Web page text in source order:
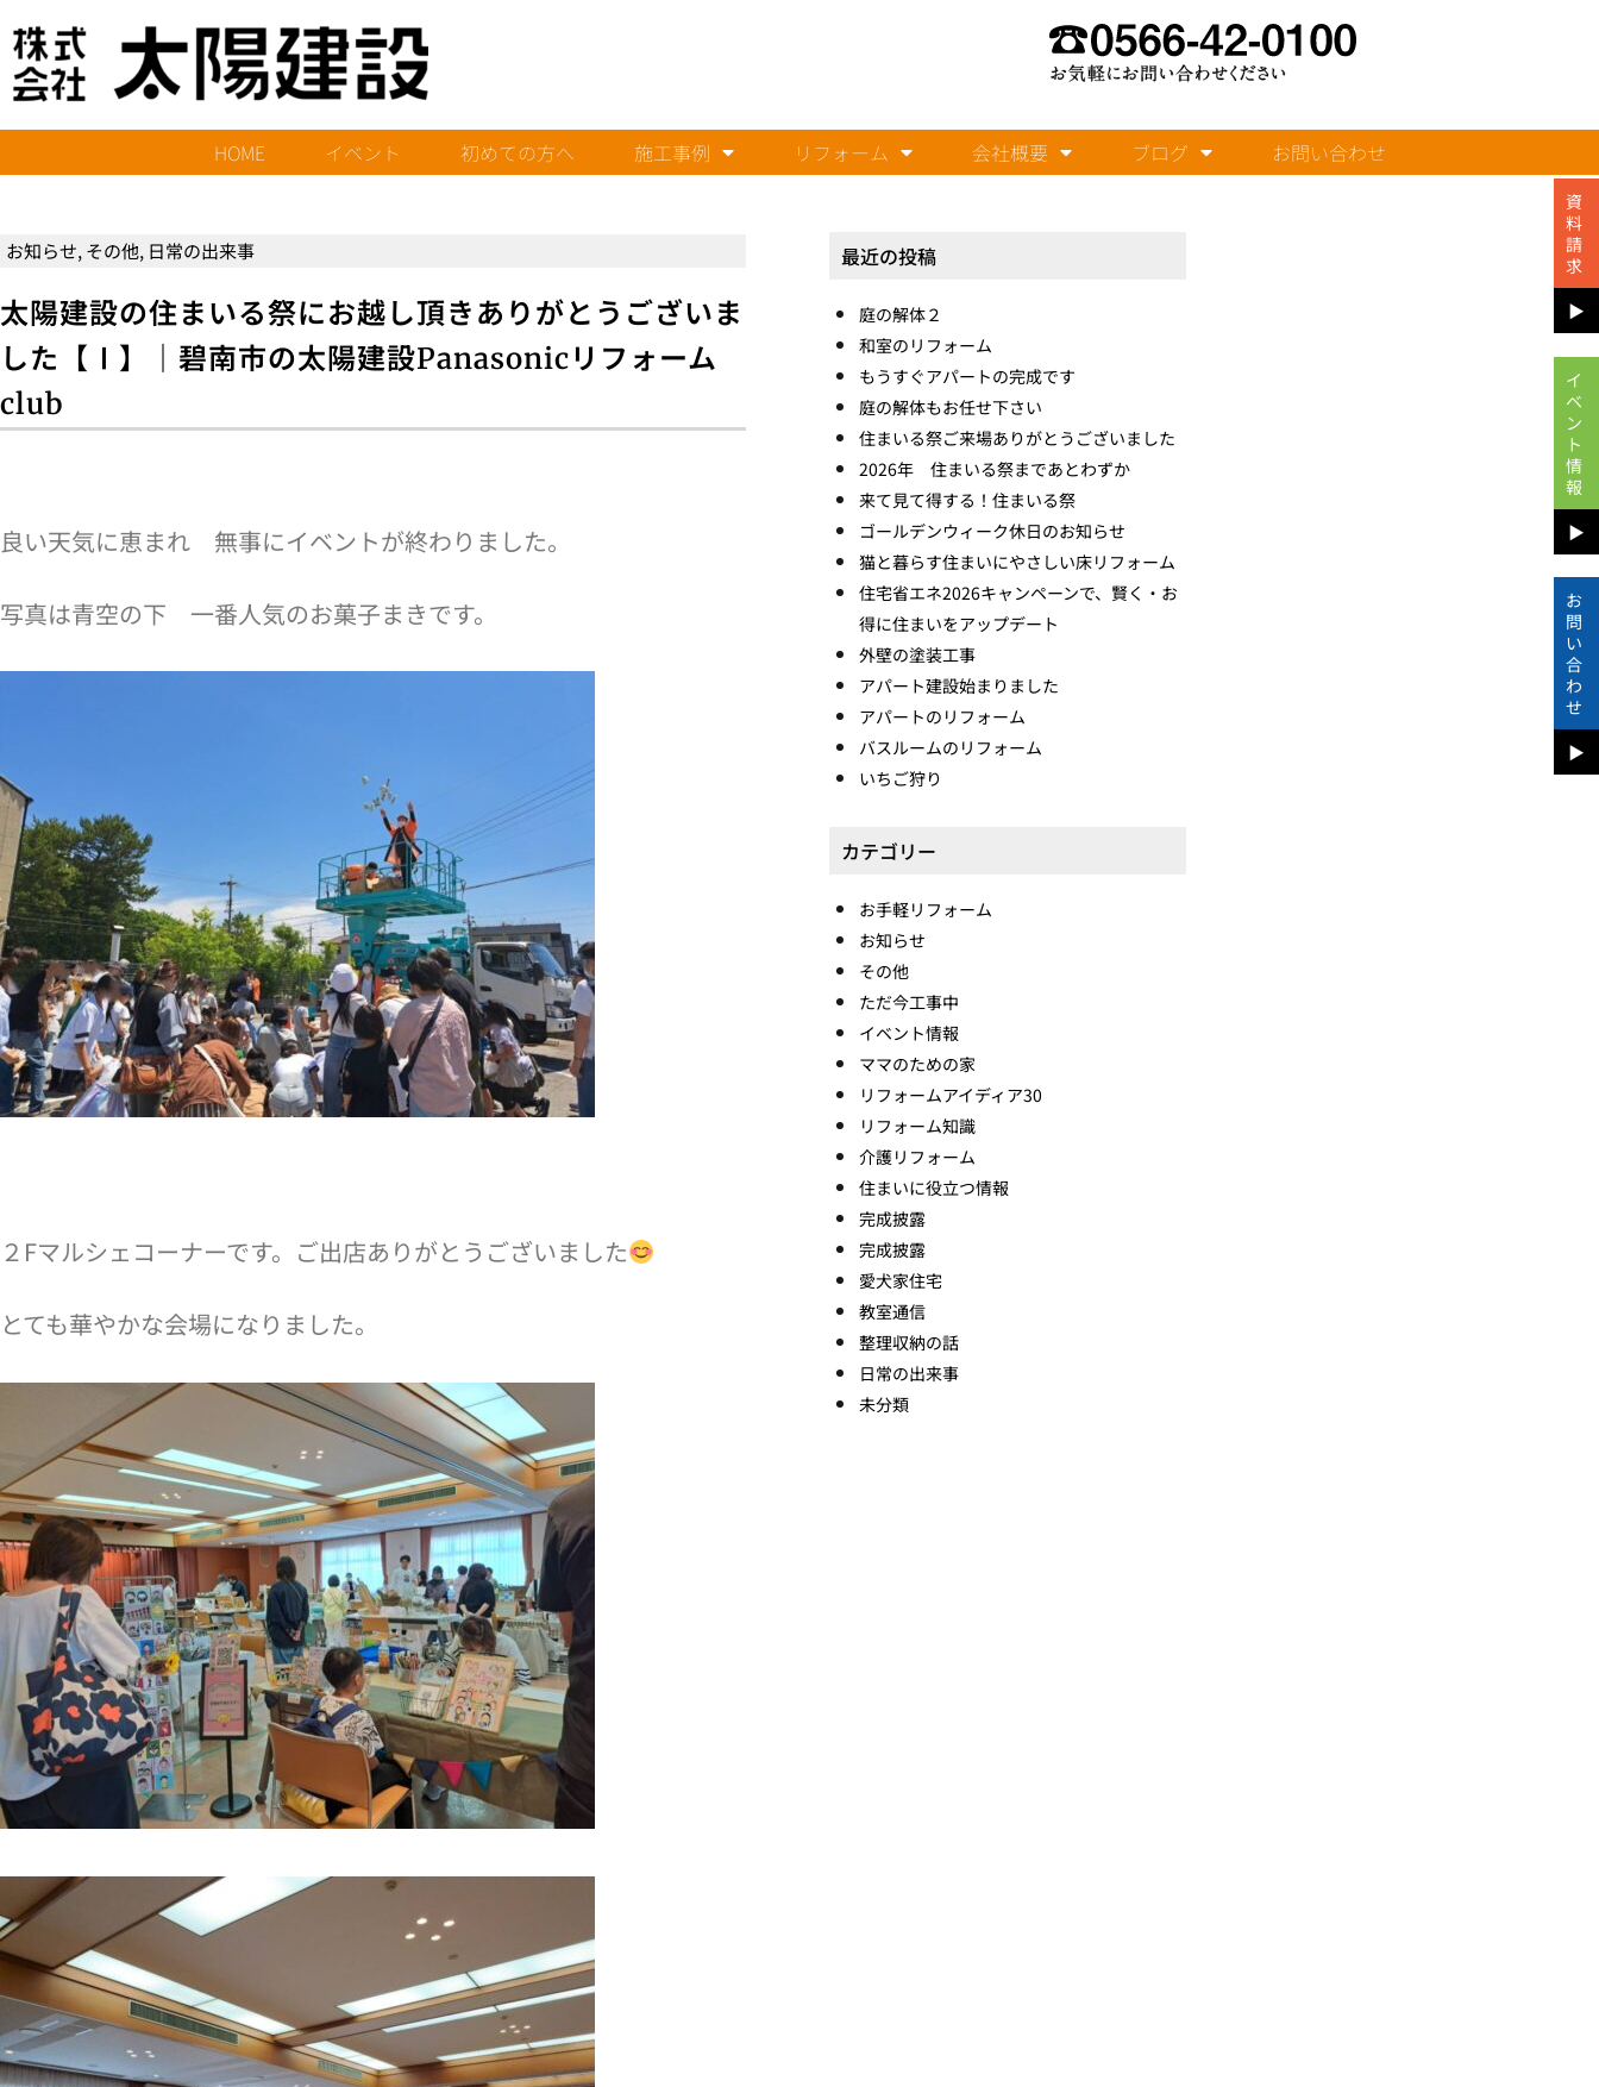
HOME イベント 初めての方へ 施工事例 リフォーム 会社概要 ブログ お問い合わせ
お知らせ, その他, 日常の出来事
太陽建設の住まいる祭にお越し頂きありがとうございま
した【Ⅰ】｜碧南市の太陽建設Panasonicリフォーム
club
良い天気に恵まれ 無事にイベントが終わりました。
写真は青空の下 一番人気のお菓子まきです。
２Fマルシェコーナーです。 ご出店ありがとうございました
とても華やかな会場になりました。
最近の投稿
庭の解体２
和室のリフォーム
もうすぐアパートの完成です
庭の解体もお任せ下さい
住まいる祭ご来場ありがとうございました
2026年 住まいる祭まであとわずか
来て見て得する！住まいる祭
ゴールデンウィーク休日のお知らせ
猫と暮らす住まいにやさしい床リフォーム
住宅省エネ2026キャンペーンで、賢く・お
得に住まいをアップデート
外壁の塗装工事
アパート建設始まりました
アパートのリフォーム
バスルームのリフォーム
いちご狩り
カテゴリー
お手軽リフォーム
お知らせ
その他
ただ今工事中
イベント情報
ママのための家
リフォームアイディア30
リフォーム知識
介護リフォーム
住まいに役立つ情報
完成披露
完成披露
愛犬家住宅
教室通信
整理収納の話
日常の出来事
未分類
資
料
請
求
▶︎
イ
ベ
ン
ト
情
報
▶︎
お
問
い
合
わ
せ
▶︎